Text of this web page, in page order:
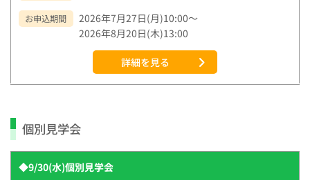
お申込期間
2026年7月27日(月)10:00～
2026年8月20日(木)13:00
詳細を見る
個別見学会
◆9/30(水)個別見学会